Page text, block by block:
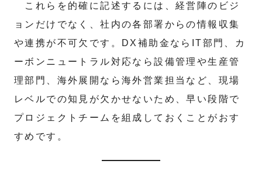
これらを的確に記述するには、経営陣のビジ
ョンだけでなく、社内の各部署からの情報収集
や連携が不可欠です。DX補助金ならIT部門、カ
ーボンニュートラル対応なら設備管理や生産管
理部門、海外展開なら海外営業担当など、現場
レベルでの知見が欠かせないため、早い段階で
プロジェクトチームを組成しておくことがおす
すめです。